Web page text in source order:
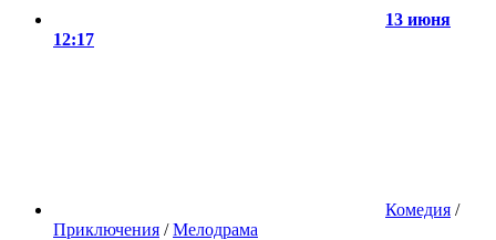
13 июня
12:17
Комедия /
Приключения /Мелодрама